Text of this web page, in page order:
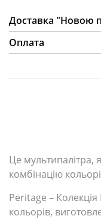
Доставка "Новою
Оплата
Це мультипалітра,
комбінацію
Peritage –
кольорів,